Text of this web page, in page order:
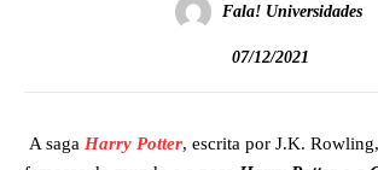
Fala! Universidades
07/12/2021
A saga Harry Potter, escrita por J.K.